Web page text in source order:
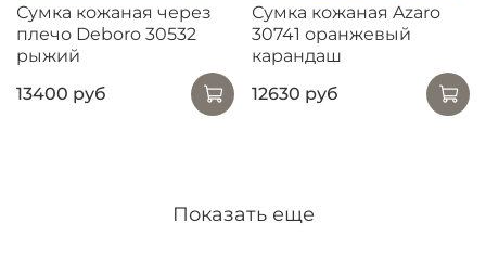
Сумка кожаная через
плечо Deboro 30532
рыжий
13400 руб
Сумка кожаная Azaro
30741 оранжевый
карандаш
12630 руб
Показать еще